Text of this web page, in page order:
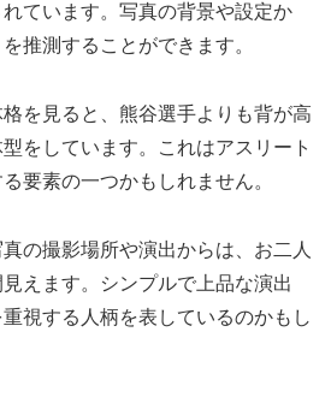
ています。写真の背景や設定か
推測することができます。
を見ると、熊谷選手よりも背が高
をしています。これはアスリート
要素の一つかもしれません。
の撮影場所や演出からは、お二人
えます。シンプルで上品な演出
視する人柄を表しているのかもし